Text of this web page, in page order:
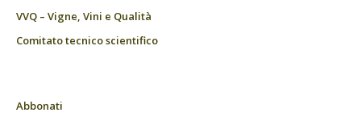
VVQ – Vigne, Vini e Qualità
Comitato tecnico scientifico
Abbonati